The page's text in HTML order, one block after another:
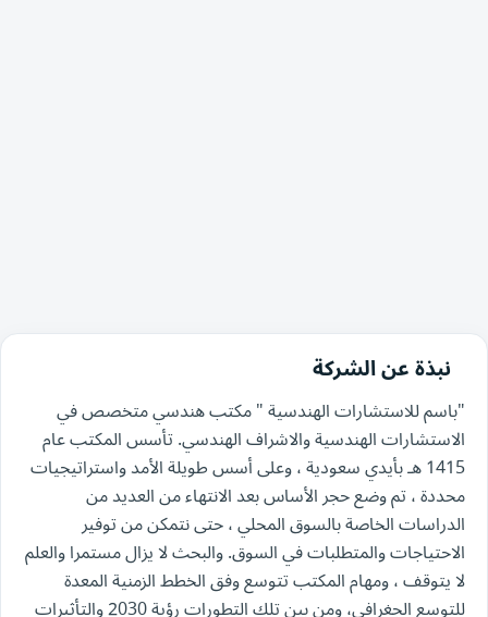
نبذة عن الشركة
"باسم للاستشارات الهندسية " مكتب هندسي متخصص في
الاستشارات الهندسية والاشراف الهندسي. تأسس المكتب عام
1415 هـ بأيدي سعودية ، وعلى أسس طويلة الأمد واستراتيجيات
محددة ، تم وضع حجر الأساس بعد الانتهاء من العديد من
الدراسات الخاصة بالسوق المحلي ، حتى نتمكن من توفير
الاحتياجات والمتطلبات في السوق. والبحث لا يزال مستمرا والعلم
لا يتوقف ، ومهام المكتب تتوسع وفق الخطط الزمنية المعدة
للتوسع الجغرافي، ومن بين تلك التطورات رؤية 2030 والتأثيرات